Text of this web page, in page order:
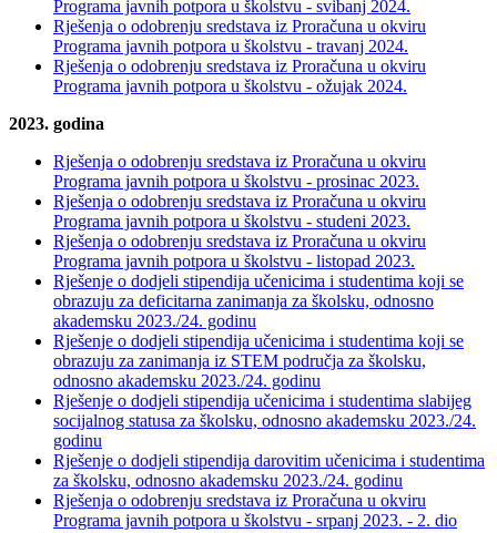
Programa javnih potpora u školstvu - svibanj 2024.
Rješenja o odobrenju sredstava iz Proračuna u okviru
Programa javnih potpora u školstvu - travanj 2024.
Rješenja o odobrenju sredstava iz Proračuna u okviru
Programa javnih potpora u školstvu - ožujak 2024.
2023. godina
Rješenja o odobrenju sredstava iz Proračuna u okviru
Programa javnih potpora u školstvu - prosinac 2023.
Rješenja o odobrenju sredstava iz Proračuna u okviru
Programa javnih potpora u školstvu - studeni 2023.
Rješenja o odobrenju sredstava iz Proračuna u okviru
Programa javnih potpora u školstvu - listopad 2023.
Rješenje o dodjeli stipendija učenicima i studentima koji se
obrazuju za deficitarna zanimanja za školsku, odnosno
akademsku 2023./24. godinu
Rješenje o dodjeli stipendija učenicima i studentima koji se
obrazuju za zanimanja iz STEM područja za školsku,
odnosno akademsku 2023./24. godinu
Rješenje o dodjeli stipendija učenicima i studentima slabijeg
socijalnog statusa za školsku, odnosno akademsku 2023./24.
godinu
Rješenje o dodjeli stipendija darovitim učenicima i studentima
za školsku, odnosno akademsku 2023./24. godinu
Rješenja o odobrenju sredstava iz Proračuna u okviru
Programa javnih potpora u školstvu - srpanj 2023. - 2. dio